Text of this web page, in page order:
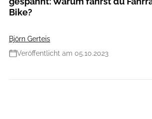
Bike?
Björn Gerteis
Veröffentlicht am 05.10.2023